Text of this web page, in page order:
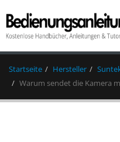
Startseite Hersteller
Warum sendet die Kamera